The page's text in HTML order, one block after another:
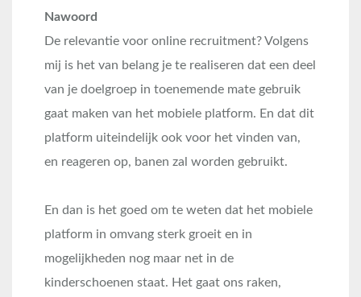
Nawoord
De relevantie voor online recruitment? Volgens
mij is het van belang je te realiseren dat een deel
van je doelgroep in toenemende mate gebruik
gaat maken van het mobiele platform. En dat dit
platform uiteindelijk ook voor het vinden van,
en reageren op, banen zal worden gebruikt.
En dan is het goed om te weten dat het mobiele
platform in omvang sterk groeit en in
mogelijkheden nog maar net in de
kinderschoenen staat. Het gaat ons raken,